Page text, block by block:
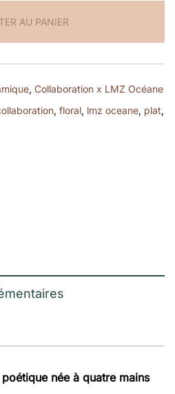
sauce
-
Celiart
Lmz
Océane
AU PANIER
, Collaboration x LMZ Océane
, floral, lmz oceane, plat,
née à quatre mains